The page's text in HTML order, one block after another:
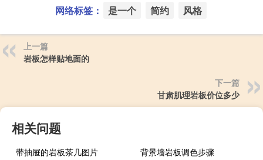
网络标签： 是一个 简约 风格
上一篇
岩板怎样贴地面的
下一篇
甘肃肌理岩板价位多少
相关问题
带抽屉的岩板茶几图片
背景墙岩板调色步骤